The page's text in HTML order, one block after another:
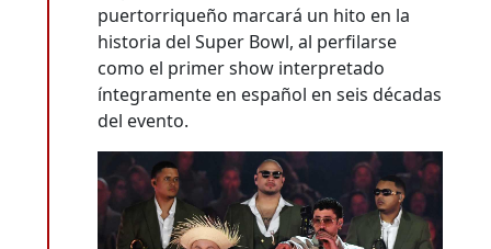
puertorriqueño marcará un hito en la
historia del Super Bowl, al perfilarse
como el primer show interpretado
íntegramente en español en seis décadas
del evento.